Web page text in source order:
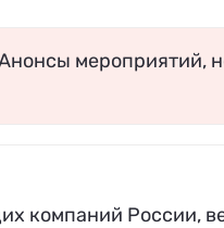
мероприятий,
компаний России,